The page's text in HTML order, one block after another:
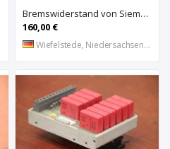
Bremswiderstand von Siemens – 6SL3100-1BE21-3AA0
160,00 €
Wiefelstede, Niedersachsen, DE